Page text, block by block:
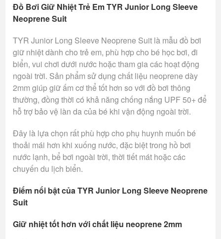
Đồ Bơi Giữ Nhiệt Trẻ Em TYR Junior Long Sleeve
Neoprene Suit
TYR Junior Long Sleeve Neoprene Suit là mẫu đồ bơi
giữ nhiệt dành cho trẻ em, phù hợp cho bé học bơi, đi
biển, vui chơi dưới nước hoặc tham gia các hoạt động
ngoài trời. Sản phẩm sử dụng chất liệu neoprene dày
2mm giúp giữ ấm cơ thể tốt hơn so với đồ bơi thông
thường, đồng thời có khả năng chống nắng UPF 50+ để
hỗ trợ bảo vệ làn da của bé khi vận động ngoài trời.
Đây là lựa chọn rất phù hợp cho phụ huynh muốn bé
thoải mái hơn khi xuống nước, đặc biệt trong hồ bơi
nước lạnh, bể bơi ngoài trời, thời tiết mát hoặc các
chuyến du lịch biển.
Điểm nổi bật của TYR Junior Long Sleeve Neoprene
Suit
Giữ nhiệt tốt hơn với chất liệu neoprene 2mm